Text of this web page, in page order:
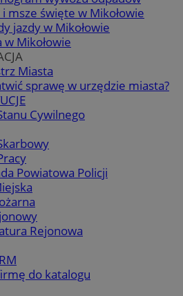
msze święte w Mikołowie
jazdy w Mikołowie
w Mikołowie
Miasta
sprawę w urzędzie miasta?
Cywilnego
Powiatowa Policji
Rejonowa
do katalogu